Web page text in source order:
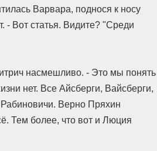
Варвара, поднося к носу
- Вот статья. Видите? "Среди
насмешливо. - Это мы понять
нет. Все Айсберги, Вайсберги,
Верно Пряхин
Тем более, что вот и Люция